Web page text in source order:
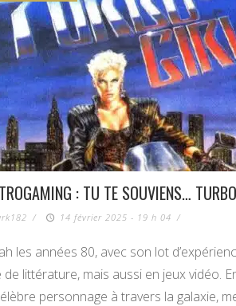
: TU TE SOUVIENS…
/ 14 février 2025 - 19 h 04 /
les années 80, avec son lot
de littérature, mais aussi en jeux vidéo.
personnage à travers la galaxie,